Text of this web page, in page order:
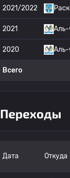
2021/2022
2021
2020
Всего
Переходы
Дата Откуда